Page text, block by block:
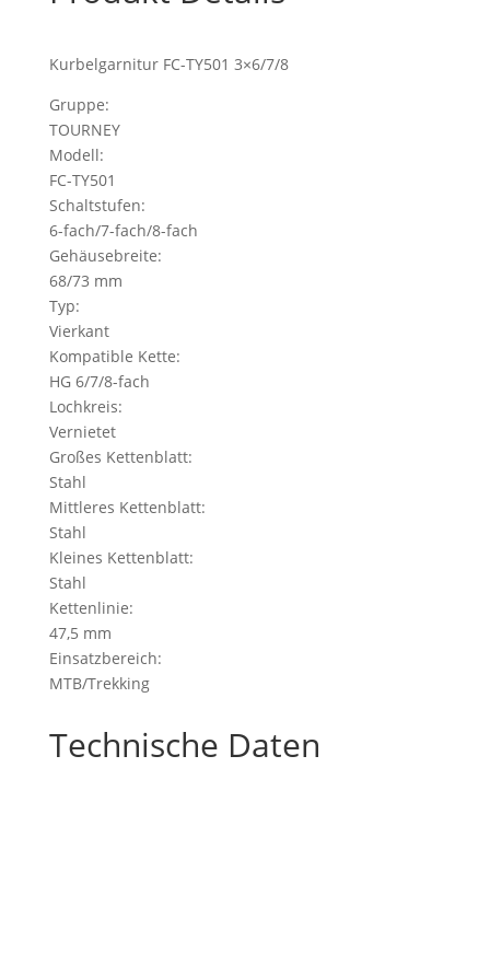
Kurbelgarnitur FC-TY501 3×6/7/8
Gruppe:
TOURNEY
Modell:
FC-TY501
Schaltstufen:
6-fach/7-fach/8-fach
Gehäusebreite:
68/73 mm
Typ:
Vierkant
Kompatible Kette:
HG 6/7/8-fach
Lochkreis:
Vernietet
Großes Kettenblatt:
Stahl
Mittleres Kettenblatt:
Stahl
Kleines Kettenblatt:
Stahl
Kettenlinie:
47,5 mm
Einsatzbereich:
MTB/Trekking
Technische Daten